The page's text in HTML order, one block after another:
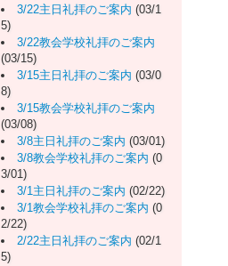
3/22主日礼拝のご案内 (03/1
5)
3/22教会学校礼拝のご案内
(03/15)
3/15主日礼拝のご案内 (03/0
8)
3/15教会学校礼拝のご案内
(03/08)
3/8主日礼拝のご案内 (03/01)
3/8教会学校礼拝のご案内 (0
3/01)
3/1主日礼拝のご案内 (02/22)
3/1教会学校礼拝のご案内 (0
2/22)
2/22主日礼拝のご案内 (02/1
5)